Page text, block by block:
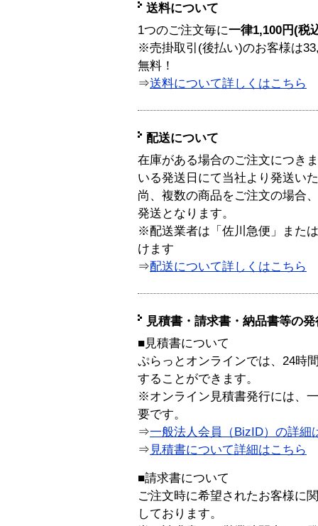
送料について
1つのご注文毎に一律1,100円(税
※売掛取引(後払い)のお客様は
無料！
⇒送料について詳しくはこちら
配送について
在庫がある場合のご注文につき
いる発送日にて当社より発送い
尚、複数の商品をご注文の場合
発送となります。
※配送業者は「佐川急便」また
けます
⇒配送について詳しくはこちら
見積書・請求書・納品書等の
■見積書について
ぷらっとオンラインでは、24時
することができます。
※オンライン見積書発行には、
要です。
⇒一般法人会員（BizID）の詳細
⇒ 見積書について詳細はこちら
■請求書について
ご注文時に希望されたお客様に
しております。